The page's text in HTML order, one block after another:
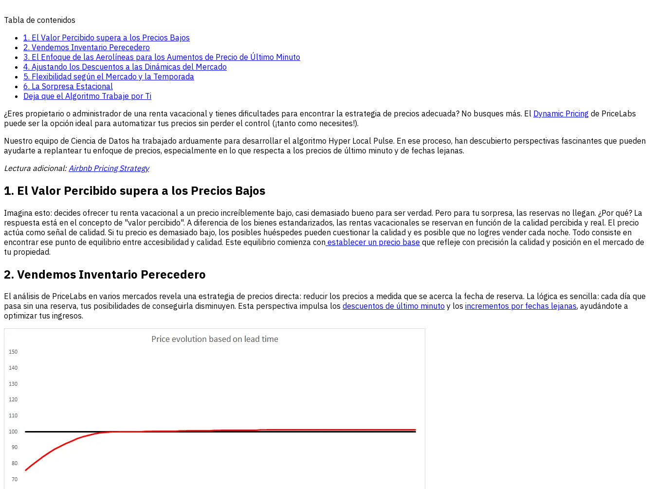
Tabla de contenidos
1. El Valor Percibido supera a los Precios Bajos
2. Vendemos Inventario Perecedero
3. El Enfoque de las Aerolíneas para los Aumentos de Precio de Último Minuto
4. Ajustando los Descuentos a las Dinámicas del Mercado
5. Flexibilidad según el Mercado y la Temporada
6. La Sorpresa Estacional
Deja que el Algoritmo Trabaje por Ti
¿Eres propietario o administrador de una renta vacacional y tienes dificultades para encontrar la estrategia de precios adecuada? No busques más. El Dynamic Pricing de PriceLabs
puede ser la opción ideal para automatizar tus precios sin perder el control (¡tanto como necesites!).
Nuestro equipo de Ciencia de Datos ha trabajado arduamente para desarrollar el algoritmo Hyper Local Pulse. En ese proceso, han descubierto perspectivas fascinantes que pueden
ayudarte a replantear tu enfoque de precios, especialmente en lo que respecta a los precios de último minuto y de fechas lejanas.
Lectura adicional: Airbnb Pricing Strategy
1. El Valor Percibido supera a los Precios Bajos
Imagina esto: decides ofrecer tu renta vacacional a un precio increíblemente bajo, casi demasiado bueno para ser verdad. Pero para tu sorpresa, las reservas no llegan. ¿Por qué? La
respuesta está en el concepto de "valor percibido". A diferencia de los bienes estandarizados, las rentas vacacionales se reservan en función de la calidad percibida y real. El precio
actúa como señal de calidad. Si tu precio es demasiado bajo, los posibles huéspedes pueden cuestionar la calidad y es posible que no logres vender cada noche. Todo consiste en
encontrar ese punto de equilibrio entre accesibilidad y calidad. Este equilibrio comienza con establecer un precio base que refleje con precisión la calidad y posición en el mercado de
tu propiedad.
2. Vendemos Inventario Perecedero
El análisis de PriceLabs en varios mercados revela una estrategia de precios directa: reducir los precios a medida que se acerca la fecha de reserva. La lógica es sencilla: cada día que
pasa sin una reserva, tus posibilidades de conseguirla disminuyen. Esta perspectiva impulsa los descuentos de último minuto y los incrementos por fechas lejanas, ayudándote a
optimizar tus ingresos.